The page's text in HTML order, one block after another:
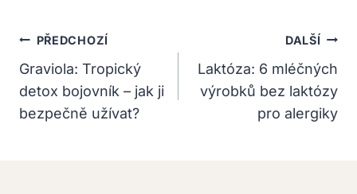
Navigace
Pro
Příspěvek
PŘEDCHOZÍ
Graviola: Tropický
detox bojovník – jak ji
bezpečně užívat?
DALŠÍ
Laktóza: 6 mléčných
výrobků bez laktózy
pro alergiky